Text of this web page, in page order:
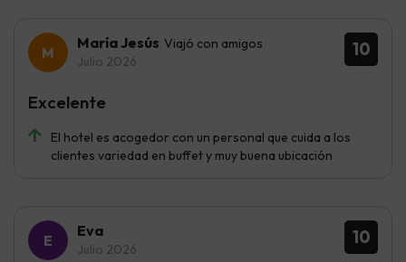
10
María Jesús Viajó con amigos
Julio 2026
El hotel es acogedor con un personal que cuida a los
clientes variedad en buffet y muy buena ubicación
Excelente
10
Eva
Julio 2026